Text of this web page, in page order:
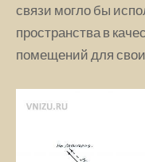
связи могло бы
пространства в
помещений для